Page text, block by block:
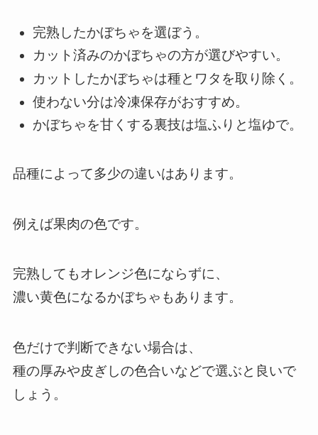
完熟したかぼちゃを選ぼう。
カット済みのかぼちゃの方が選びやすい。
カットしたかぼちゃは種とワタを取り除く。
使わない分は冷凍保存がおすすめ。
かぼちゃを甘くする裏技は塩ふりと塩ゆで。
品種によって多少の違いはあります。
例えば果肉の色です。
完熟してもオレンジ色にならずに、
濃い黄色になるかぼちゃもあります。
色だけで判断できない場合は、
種の厚みや皮ぎしの色合いなどで選ぶと良いで
しょう。